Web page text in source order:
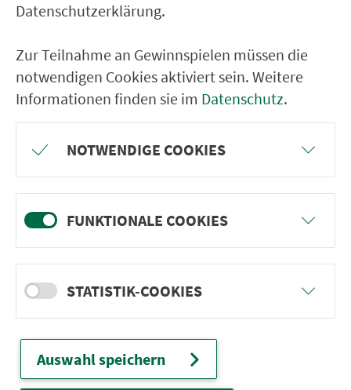
Nürnberg Martha-Maria-Krkhs.
Nürnberg Hubertusstr.
Nürnberg Spitalhof
Nürnberg Dresdener Str.
Nürnberg Leipziger Str.
Nürnberg Teutoburger Str.
Nürnberg Theresienkrankenhaus
Nürnberg Arno-Hamburger-Str.
Nürnberg Marienbuck
Nürnberg Stirnerstr.
Nürnberg Großreuth h. d. V.
Nürnberg Kurzer Steig
Datenschutzerklärung.
Zur Teilnahme an Gewinnspielen müssen die
notwendigen Cookies aktiviert sein. Weitere
Informationen finden sie im Datenschutz.
NOTWENDIGE COOKIES
FUNKTIONALE COOKIES
STATISTIK-COOKIES
Auswahl speichern